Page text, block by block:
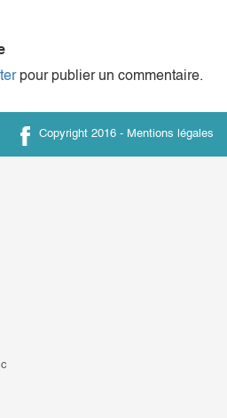
pour publier un commentaire.
Copyright 2016 - Mentions légales